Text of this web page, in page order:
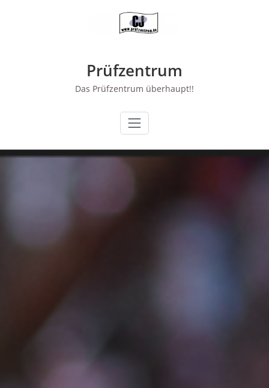
Prüfzentrum
Das Prüfzentrum überhaupt!!